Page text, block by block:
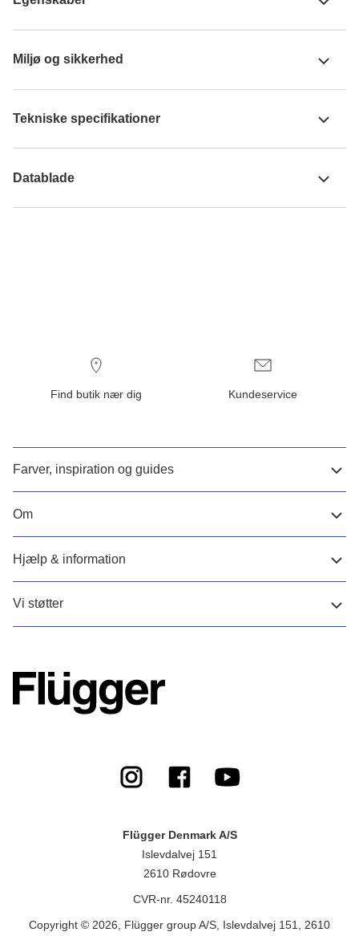
Miljø og sikkerhed
Tekniske specifikationer
Datablade
Find butik nær dig Kundeservice
Farver, inspiration og guides
Om
Hjælp & information
Vi støtter
Flügger Denmark A/S
Islevdalvej 151
2610 Rødovre
CVR-nr. 45240118
Copyright © 2026, Flügger group A/S, Islevdalvej 151, 2610